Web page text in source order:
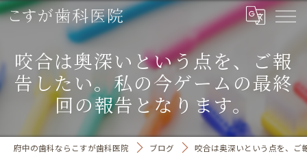
咬合は奥深いという点を、ご報
告したい。私の今ゲームの最終
回の報告となります。
府中の歯科ならこすが歯科医院 ブログ 咬合は奥深いという点を、ご